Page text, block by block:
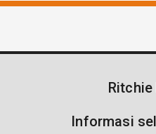
Ritchie
Informasi